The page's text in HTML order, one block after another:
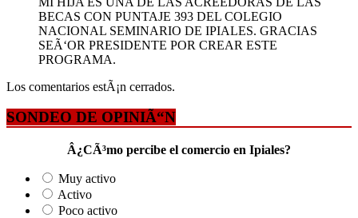
BECAS CON PUNTAJE 393 DEL COLEGIO
NACIONAL SEMINARIO DE IPIALES. GRACIAS
SEÃ‘OR PRESIDENTE POR CREAR ESTE
PROGRAMA.
Los comentarios estÃ¡n cerrados.
SONDEO DE OPINIÃ“N
Â¿CÃ³mo percibe el comercio en Ipiales?
Muy activo
Activo
Poco activo